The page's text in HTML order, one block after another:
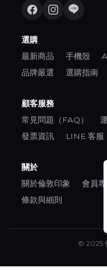
選購
最新商品 手機殼
品牌嚴選
選購指南
顧客服務
常見問題（FAQ）
發票資訊
LINE 客服
關於
關於倫敦印象 會員專
條款與細則
© 2025